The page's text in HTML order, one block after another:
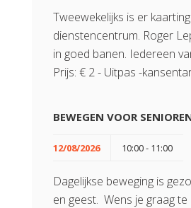
Tweewekelijks is er
dienstencentrum. Roger
in goed banen. Iedereen
Prijs: € 2 - Uitpas -
BEWEGEN VOOR
12/08/2026 10:00 - 11:00
Dagelijkse beweging is
en geest. Wens je graag te